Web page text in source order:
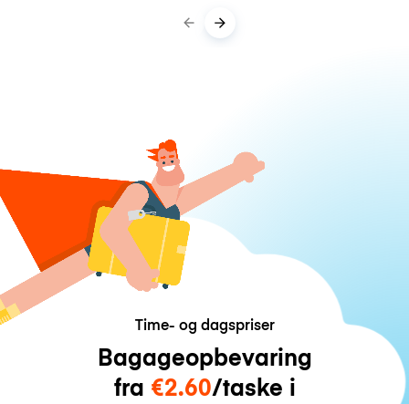
Time- og dagspriser
Bagageopbevaring
fra €2.60/taske i